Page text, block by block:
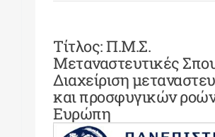
Τίτλος: Π.Μ.Σ.
Μεταναστευτικές
Διαχείριση
και προσφυγικών
Ευρώπη